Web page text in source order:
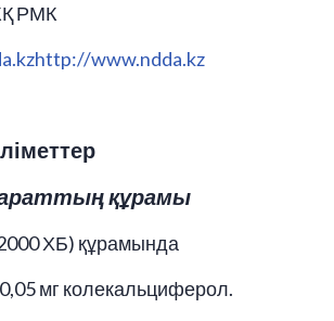
РМК
http://www.ndda.kz
құрамы
ХБ) құрамында
0,05 мг колекальциферол.